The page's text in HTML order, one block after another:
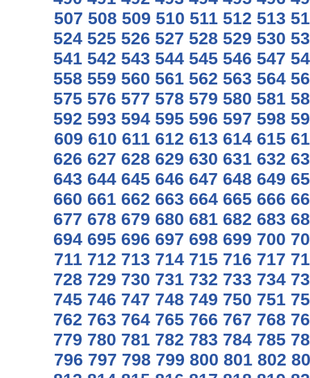
507 508 509 510 511 512 513
524 525 526 527 528 529 530
541 542 543 544 545 546 547
558 559 560 561 562 563 564
575 576 577 578 579 580 581
592 593 594 595 596 597 598
609 610 611 612 613 614 615
626 627 628 629 630 631 632
643 644 645 646 647 648 649
660 661 662 663 664 665 666
677 678 679 680 681 682 683
694 695 696 697 698 699 700
711 712 713 714 715 716 717
728 729 730 731 732 733 734
745 746 747 748 749 750 751
762 763 764 765 766 767 768
779 780 781 782 783 784 785
796 797 798 799 800 801 802